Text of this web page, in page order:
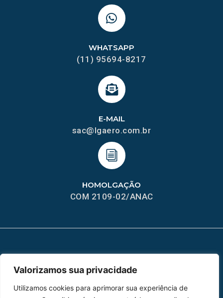
Valorizamos sua privacidade
Utilizamos cookies para aprimorar sua experiência de
HOMOLGAÇÃO
COM 2109-02/ANAC
E-MAIL
sac@lgaero.com.br
WHATSAPP
(11) 95694-8217
Home